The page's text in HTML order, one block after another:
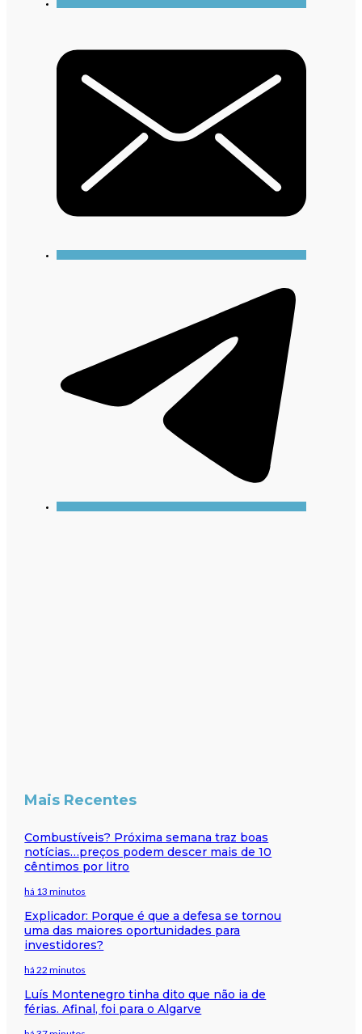
Mais Recentes
Combustíveis? Próxima semana traz boas
notícias…preços podem descer mais de 10
cêntimos por litro
há 13 minutos
Explicador: Porque é que a defesa se tornou
uma das maiores oportunidades para
investidores?
há 22 minutos
Luís Montenegro tinha dito que não ia de
férias. Afinal, foi para o Algarve